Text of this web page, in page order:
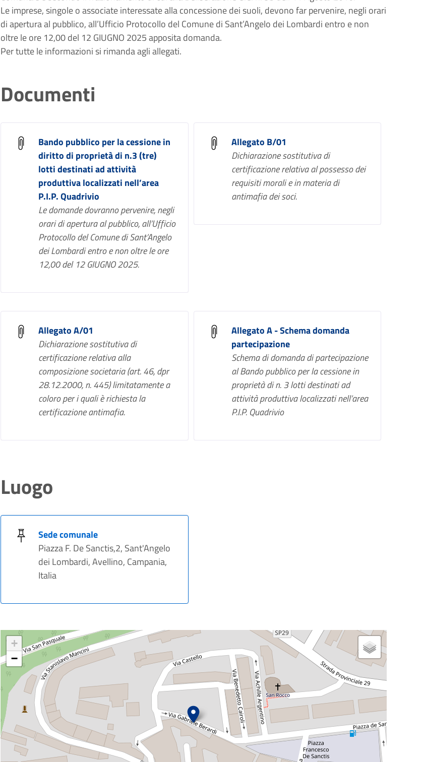
Le imprese, singole o associate interessate alla concessione dei suoli, devono far pervenire, negli orari
di apertura al pubblico, all’Ufficio Protocollo del Comune di Sant’Angelo dei Lombardi entro e non
oltre le ore 12,00 del 12 GIUGNO 2025 apposita domanda.
Per tutte le informazioni si rimanda agli allegati.
Documenti
Bando pubblico per la cessione in
diritto di proprietà di n.3 (tre)
lotti destinati ad attività
produttiva localizzati nell’area
P.I.P. Quadrivio
Le domande dovranno pervenire, negli
orari di apertura al pubblico, all’Ufficio
Protocollo del Comune di Sant’Angelo
dei Lombardi entro e non oltre le ore
12,00 del 12 GIUGNO 2025.
Allegato B/01
Dichiarazione sostitutiva di
certificazione relativa al possesso dei
requisiti morali e in materia di
antimafia dei soci.
Allegato A/01
Dichiarazione sostitutiva di
certificazione relativa alla
composizione societaria (art. 46, dpr
28.12.2000, n. 445) limitatamente a
coloro per i quali è richiesta la
certificazione antimafia.
Allegato A - Schema domanda
partecipazione
Schema di domanda di partecipazione
al Bando pubblico per la cessione in
proprietà di n. 3 lotti destinati ad
attività produttiva localizzati nell’area
P.I.P. Quadrivio
Luogo
Sede comunale
Piazza F. De Sanctis,2, Sant'Angelo
dei Lombardi, Avellino, Campania,
Italia
+
−